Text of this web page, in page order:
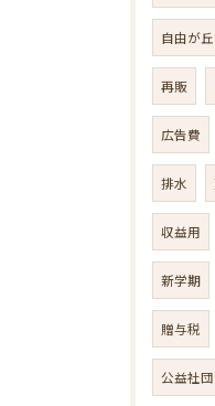
自由が丘
再販
広告費
排水
収益用
新学期
贈与税
公益社